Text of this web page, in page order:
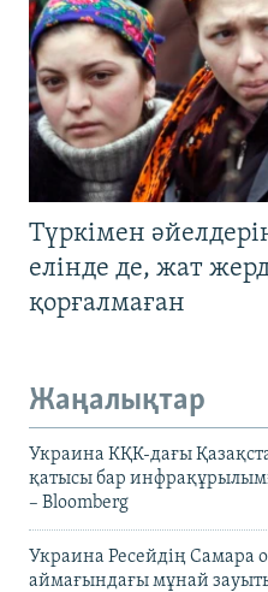
Түркімен
елінде де, жат
қорғалмаған
Жаңалықтар
Украина КҚК-дағы
қатысы бар
– Bloomberg
Украина Ресейдің Самара
аймағындағы мұнай